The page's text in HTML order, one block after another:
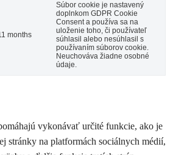
months
Súbor cookie je nastavený
doplnkom GDPR Cookie
Consent a používa sa na
uloženie toho, či používateľ
súhlasil alebo nesúhlasil s
používaním súborov cookie.
Neuchováva žiadne osobné
údaje.
vykonávať určité funkcie, ako je
stránky na platformách sociálnych médií,